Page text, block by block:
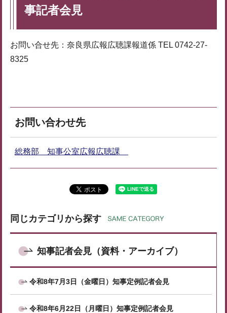
事記者会見
お問い合せ先：奈良県広報広聴課報道係 TEL 0742-27-
8325
お問い合わせ先
総務部 知事公室広報広聴課
同じカテゴリから探す
知事記者会見（資料・アーカイブ）
令和8年7月3日（金曜日）知事定例記者会見
令和8年6月22日（月曜日）知事定例記者会見